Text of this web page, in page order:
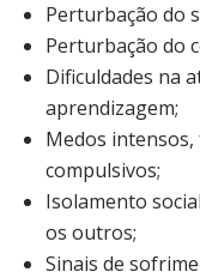
Perturbação do
Perturbação do
Dificuldades na
aprendizagem;
Medos
compulsivos;
Isolamento
os outros;
Sinais de